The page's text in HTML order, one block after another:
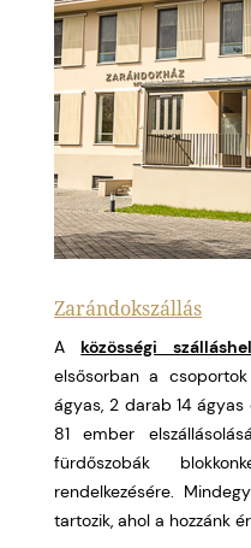
Zarándokszállás
Aközösségi
elsősorban a
ágyas, 2 darab 14 ágyas
81 ember
fürdőszobák
rendelkezésére.
tartozik, ahol a hozzánk